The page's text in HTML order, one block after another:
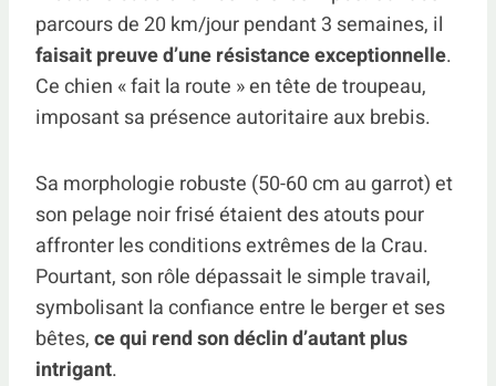
parcours de 20 km/jour pendant 3 semaines, il
faisait preuve d’une résistance exceptionnelle.
Ce chien « fait la route » en tête de troupeau,
imposant sa présence autoritaire aux brebis.
Sa morphologie robuste (50-60 cm au garrot) et
son pelage noir frisé étaient des atouts pour
affronter les conditions extrêmes de la Crau.
Pourtant, son rôle dépassait le simple travail,
symbolisant la confiance entre le berger et ses
bêtes,ce qui rend son déclin d’autant plus
intrigant.